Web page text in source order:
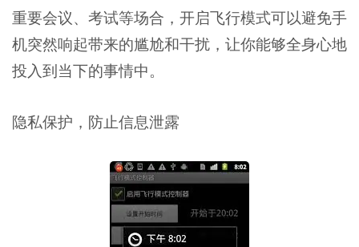
重要会议、考试等场合，开启飞行模式可以避免手
机突然响起带来的尴尬和干扰，让你能够全身心地
投入到当下的事情中。
隐私保护，防止信息泄露